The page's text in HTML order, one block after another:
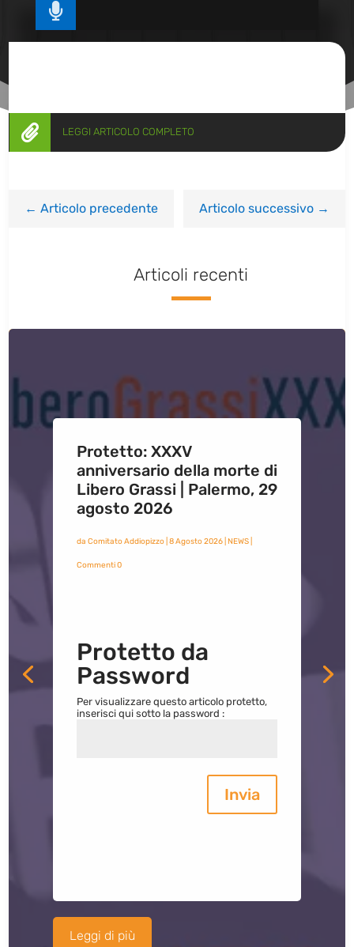

 LEGGI ARTICOLO COMPLETO
←Articolo precedente Articolo successivo→
Articoli recenti
Protetto: XXXV
anniversario della morte di
Libero Grassi | Palermo, 29
agosto 2026
da Comitato Addiopizzo| 8 Agosto 2026| NEWS|
Commenti 0
Protetto da
Password
Per visualizzare questo articolo protetto,
inserisci qui sotto la password :
Invia
Leggi di più